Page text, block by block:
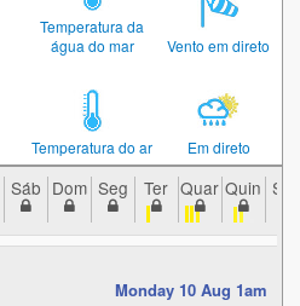
Temperatura da
água do mar
Vento em direto
Temperatura do ar Em direto
Sáb Dom Seg Ter Quar Quin Sex
Monday 10 Aug 1am